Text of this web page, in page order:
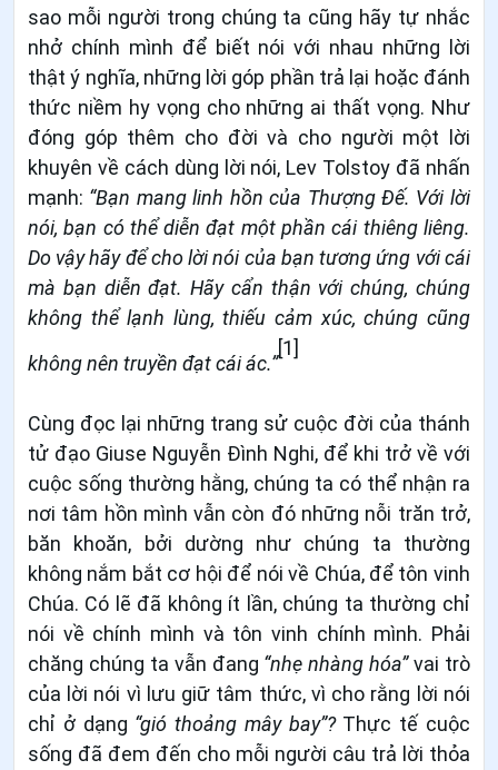
sao mỗi người trong chúng ta cũng hãy tự nhắc
nhở chính mình để biết nói với nhau những lời
thật ý nghĩa, những lời góp phần trả lại hoặc đánh
thức niềm hy vọng cho những ai thất vọng. Như
đóng góp thêm cho đời và cho người một lời
khuyên về cách dùng lời nói, Lev Tolstoy đã nhấn
mạnh: “Bạn mang linh hồn của Thượng Đế. Với lời
nói, bạn có thể diễn đạt một phần cái thiêng liêng.
Do vậy hãy để cho lời nói của bạn tương ứng với cái
mà bạn diễn đạt. Hãy cẩn thận với chúng, chúng
không thể lạnh lùng, thiếu cảm xúc, chúng cũng
không nên truyền đạt cái ác.”
[1]
Cùng đọc lại những trang sử cuộc đời của thánh
tử đạo Giuse Nguyễn Đình Nghi, để khi trở về với
cuộc sống thường hằng, chúng ta có thể nhận ra
nơi tâm hồn mình vẫn còn đó những nỗi trăn trở,
băn khoăn, bởi dường như chúng ta thường
không nắm bắt cơ hội để nói về Chúa, để tôn vinh
Chúa. Có lẽ đã không ít lần, chúng ta thường chỉ
nói về chính mình và tôn vinh chính mình. Phải
chăng chúng ta vẫn đang “nhẹ nhàng hóa”vai trò
của lời nói vì lưu giữ tâm thức, vì cho rằng lời nói
chỉ ở dạng “gió thoảng mây bay”?Thực tế cuộc
sống đã đem đến cho mỗi người câu trả lời thỏa